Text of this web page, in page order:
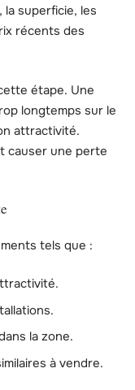
la superficie, les
récents des
étape. Une
longtemps sur le
attractivité.
causer une perte
tels que :
la zone.
à vendre.